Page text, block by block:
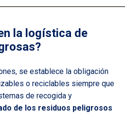
la logística de
se establece la obligación
o reciclables siempre que
de recogida y
de los residuos peligrosos